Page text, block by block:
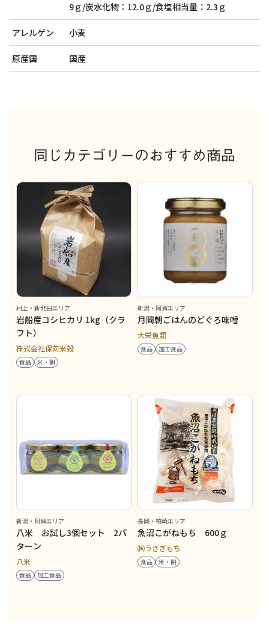
9ｇ/炭水化物：12.0ｇ/食塩相当量：2.3ｇ
アレルゲン 小麦
原産国 国産
同じカテゴリーのおすすめ商品
村上・新発田エリア
岩船産コシヒカリ 1kg（クラ
フト）
株式会社保苅米穀
食品 米・餅
新潟・阿賀エリア
月岡朝ごはんのどぐろ味噌
大栄魚類
食品 加工食品
新潟・阿賀エリア
八米 お試し3個セット 2パ
ターン
八米
食品 加工食品
長岡・柏崎エリア
魚沼こがねもち 600ｇ
㈱うさぎもち
食品 米・餅